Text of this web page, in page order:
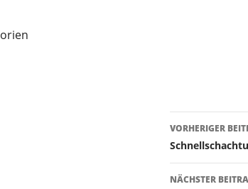
VORHERIGER
NÄCHSTER